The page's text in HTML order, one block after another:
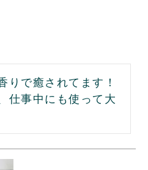
りで癒されてます！
仕事中にも使って大